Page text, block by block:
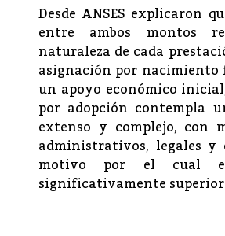
Desde ANSES explicaron
entre ambos montos
naturaleza de cada
asignación por nacimiento
un apoyo económico
por adopción contempla
extenso y complejo, con
administrativos, legales y
motivo por el cual
significativamente